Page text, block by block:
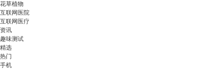
花草植物
互联网医院
互联网医疗
资讯
趣味测试
精选
热门
手机